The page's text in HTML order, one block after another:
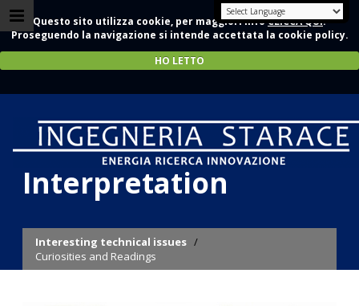
Questo sito utilizza cookie, per maggiori infoCLICCA QUI.
Proseguendo la navigazione si intende accettata la cookie policy.
HO LETTO
The artist
Interpretation
Interesting technical issues /
Curiosities and Readings